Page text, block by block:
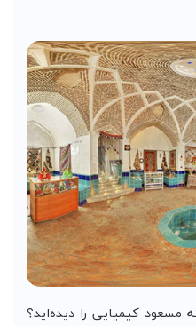
کیمیایی را دیده‌اید؟